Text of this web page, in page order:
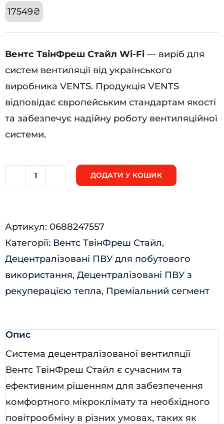
17549₴
Вентс ТвінФреш Стайл Wi-Fi — виріб для
систем вентиляції від українського
виробника VENTS. Продукція VENTS
відповідає європейським стандартам якості
та забезпечує надійну роботу вентиляційної
системи.
Wi-
Fi
кількість
ДОДАТИ У КОШИК
Артикул: 0688247557
Категорії: Вентс ТвінФреш Стайл,
Децентралізовані ПВУ для побутового
використання, Децентралізовані ПВУ з
рекуперацією тепла, Преміальний сегмент
Опис
Система децентралізованої вентиляції
Вентс ТвінФреш Стайл є сучасним та
ефективним рішенням для забезпечення
комфортного мікроклімату та необхідного
повітрообміну в різних умовах, таких як